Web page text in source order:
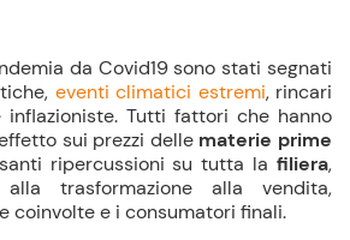
da Covid19 sono stati segnati
eventi climatici estremi, rincari
Tutti fattori che hanno
sui prezzi delle materie prime
ripercussioni su tutta la filiera,
trasformazione alla vendita,
coinvolte e i consumatori finali.